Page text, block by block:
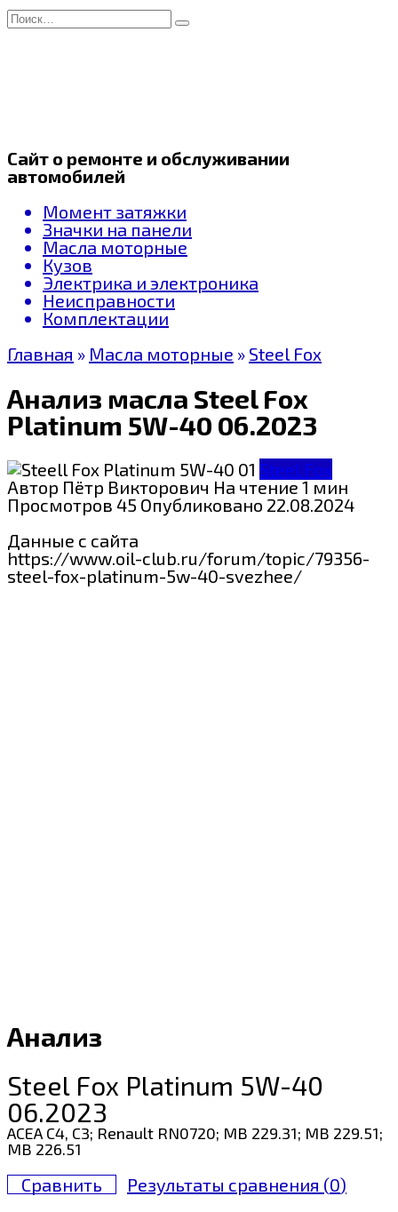
Перейти
к
Search
for:
Сайт о ремонте и обслуживании
автомобилей
Момент затяжки
Значки на панели
Масла моторные
Кузов
Электрика и электроника
Неисправности
Комплектации
Главная » Масла моторные » Steel Fox
Анализ масла Steel Fox
Platinum 5W-40 06.2023
Steel Fox
Автор Пётр Викторович На чтение1 мин
Просмотров 45 Опубликовано 22.08.2024
Данные с сайта
https://www.oil-club.ru/forum/topic/79356-
steel-fox-platinum-5w-40-svezhee/
Анализ
Steel Fox Platinum 5W-40
06.2023
ACEA C4, C3; Renault RN0720; MB 229.31; MB 229.51;
MB 226.51
Сравнить Результаты сравнения (0)